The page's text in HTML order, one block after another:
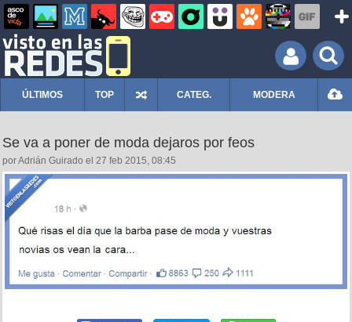
ÚLTIMOS TOP CATEG. MODERA
Se va a poner de moda dejaros por feos
por Adrián Guirado el 27 feb 2015, 08:45